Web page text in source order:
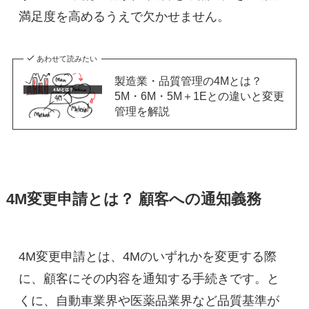
満足度を高めるうえで欠かせません。
あわせて読みたい
製造業・品質管理の4Mとは？
5M・6M・5M＋1Eとの違いと変更
管理を解説
4M変更申請とは？ 顧客への通知義務
4M変更申請とは、4Mのいずれかを変更する際
に、顧客にその内容を通知する手続きです。と
くに、自動車業界や医薬品業界など品質基準が